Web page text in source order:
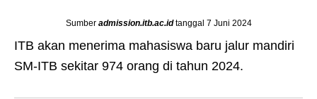
Sumber admission.itb.ac.idtanggal 7 Juni 2024
ITB akan menerima mahasiswa baru jalur mandiri
SM-ITB sekitar 974 orang di tahun 2024.